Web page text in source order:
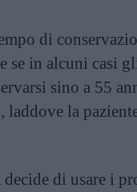
di
se in alcuni casi
sino a 55
laddove la
decide di usare i